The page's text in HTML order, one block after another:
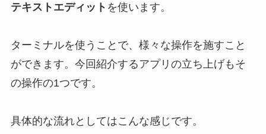
テキストエディット を使います。
ターミナルを使うことで、様々な操作を施すこと
ができます。今回紹介するアプリの立ち上げもそ
の操作の1つです。
具体的な流れとしてはこんな感じです。